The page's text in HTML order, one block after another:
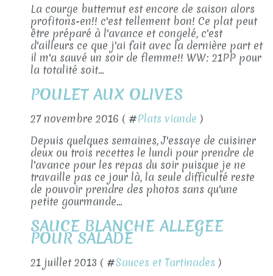
La courge butternut est encore de saison alors
profitons-en!! c'est tellement bon! Ce plat peut
être préparé à l'avance et congelé, c'est
d'ailleurs ce que j'ai fait avec la dernière part et
il m'a sauvé un soir de flemme!! WW: 21PP pour
la totalité soit...
POULET AUX OLIVES
27 novembre 2016 ( #Plats viande )
Depuis quelques semaines, J'essaye de cuisiner
deux ou trois recettes le lundi pour prendre de
l'avance pour les repas du soir puisque je ne
travaille pas ce jour là, la seule difficulté reste
de pouvoir prendre des photos sans qu'une
petite gourmande...
SAUCE BLANCHE ALLEGEE
POUR SALADE
21 juillet 2013 ( #Sauces et Tartinades )